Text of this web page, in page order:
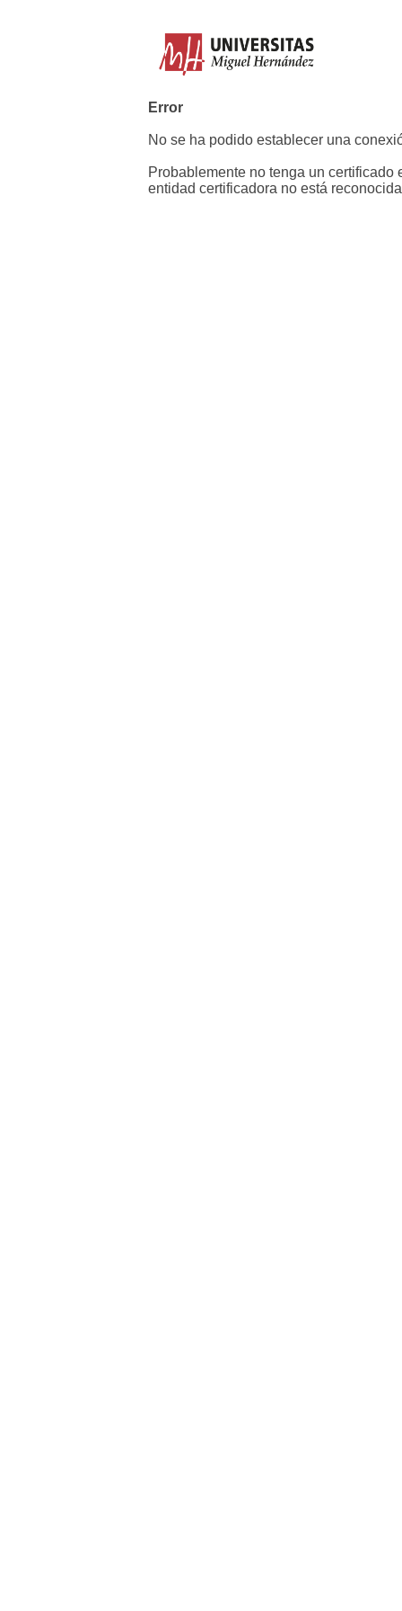
Error
No se ha podido establecer una
Probablemente no tenga un
entidad certificadora no está